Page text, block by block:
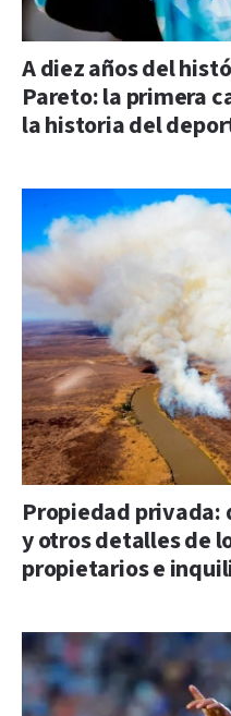
A diez años del
Pareto: la primera
la historia del
Propiedad privada:
y otros detalles de
propietarios e